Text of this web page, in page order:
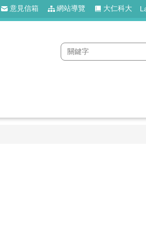
意見信箱 網站導覽 大仁科大